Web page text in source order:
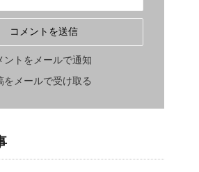
ントをメールで通知
をメールで受け取る